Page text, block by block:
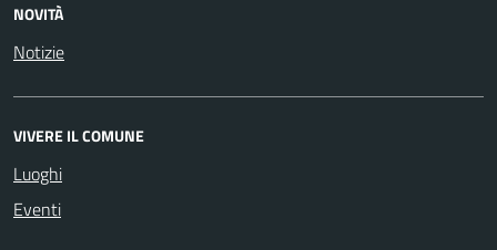
NOVITÀ
Notizie
VIVERE IL COMUNE
Luoghi
Eventi